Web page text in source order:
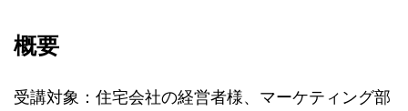
概要
受講対象：住宅会社の経営者様、マーケティング部